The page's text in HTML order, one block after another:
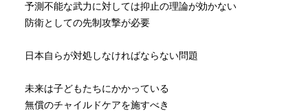
予測不能な武力に対しては抑止の理論が効かない
防衛としての先制攻撃が必要
日本自らが対処しなければならない問題
未来は子どもたちにかかっている
無償のチャイルドケアを施すべき